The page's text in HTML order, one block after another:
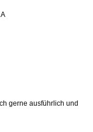
gerne ausführlich und